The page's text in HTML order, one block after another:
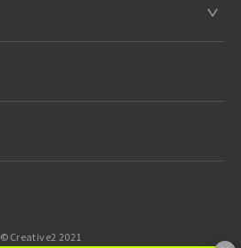
©️Creative2 2021